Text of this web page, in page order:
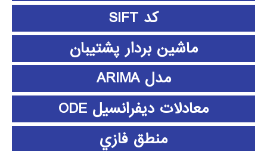
کد SIFT
ماشین بردار پشتیبان
مدل ARIMA
معادلات دیفرانسیل ODE
منطق فازي